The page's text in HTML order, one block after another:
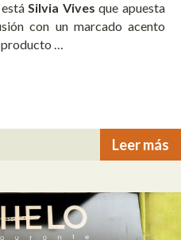
Silvia Vives que apuesta
con un marcado acento
…
Leer más